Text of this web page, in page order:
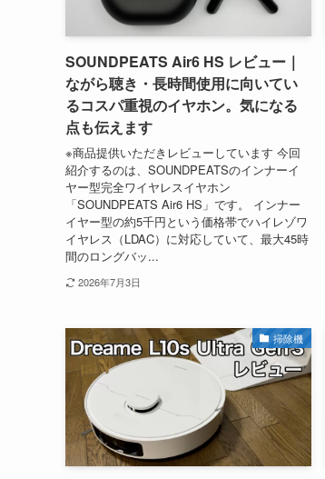
SOUNDPEATS Air6 HS レビュー｜
ながら聴き・長時間使用に向いてい
るコスパ重視のイヤホン。気になる
点も伝えます
※商品提供いただきレビューしています 今回
紹介するのは、SOUNDPEATSのインナーイ
ヤー型完全ワイヤレスイヤホン
「SOUNDPEATS Air6 HS」です。 インナー
イヤー型の約5千円という価格帯でハイレゾワ
イヤレス（LDAC）に対応していて、最大45時
間のロングバッ...
2026年7月3日
掃除機